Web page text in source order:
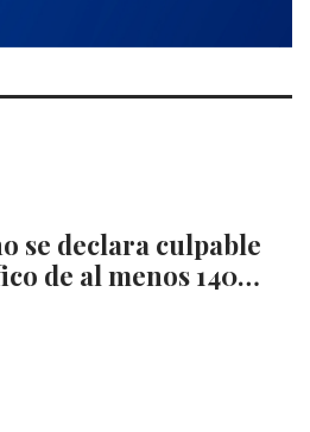
se declara culpable
de al menos 140…